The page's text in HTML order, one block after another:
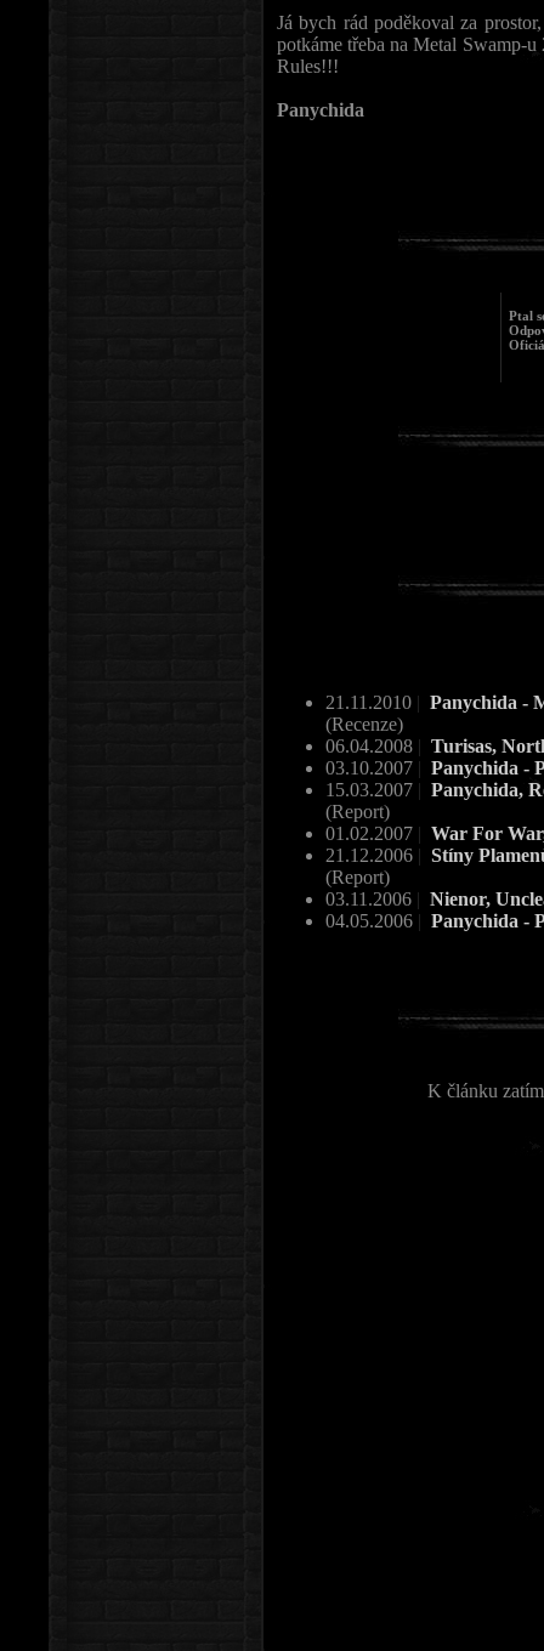
Já bych rád poděkoval za
potkáme třeba na Metal Swamp-
Rules!!!
Panychida
Ptal
21.11.2010 | Panychida -
(Recenze)
06.04.2008 | Turisas,
03.10.2007 | Panychida -
15.03.2007 | Panychida,
(Report)
01.02.2007 | War For
21.12.2006 | Stíny
(Report)
03.11.2006 | Nienor,
04.05.2006 | Panychida -
K článku